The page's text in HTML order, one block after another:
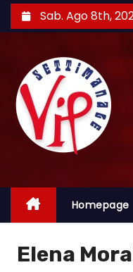
a
n
e
Sab. Ago 8th,
Homepage
Elena